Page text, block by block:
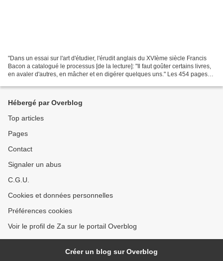
"Dans un essai sur l'art d'étudier, l'érudit anglais du XVIème siècle Francis
Bacon a catalogué le processus [de la lecture]: "Il faut goûter certains livres,
en avaler d'autres, en mâcher et en digérer quelques uns." Les 454 pages
Hébergé par Overblog
Top articles
Pages
Contact
Signaler un abus
C.G.U.
Cookies et données personnelles
Préférences cookies
Voir le profil de Za sur le portail Overblog
Créer un blog sur Overblog